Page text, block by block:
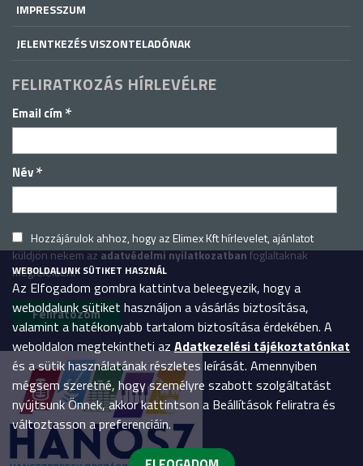
IMPRESSZUM
JELENTKEZÉS VISZONTELADÓNAK
FELIRATKOZÁS HÍRLEVÉLRE
Email cím *
Név*
Hozzájárulok ahhoz, hogy az Elimex Kft hírlevelet, ajánlatot
küldjön nekem azadatvédelmi nyilatkozatbanfoglaltaknak
megfelelően.
WEBOLDALUNK SÜTIKET HASZNÁL
Az Elfogadom gombra kattintva beleegyezik, hogy a
weboldalunk sütiket használjon a vásárlás biztosítása,
valamint a hatékonyabb tartalom biztosítása érdekében. A
weboldalon megtekintheti az Adatkezelési tájékoztatónkat
és a sütik használatának részletes leírását. Amennyiben
mégsem szeretné, hogy személyre szabott szolgáltatást
nyújtsunk Önnek, akkor kattintson a Beállítások feliratra és
változtasson a preferenciáin.